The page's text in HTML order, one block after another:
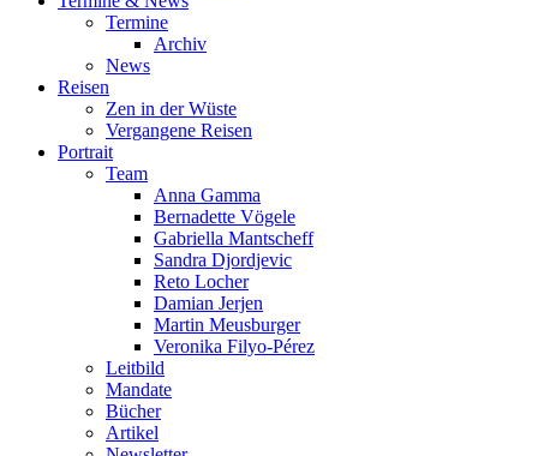
Termine
Archiv
News
Reisen
Zen in der Wüste
Vergangene Reisen
Portrait
Team
Anna Gamma
Bernadette Vögele
Gabriella Mantscheff
Sandra Djordjevic
Reto Locher
Damian Jerjen
Martin Meusburger
Veronika Filyo-Pérez
Leitbild
Mandate
Bücher
Artikel